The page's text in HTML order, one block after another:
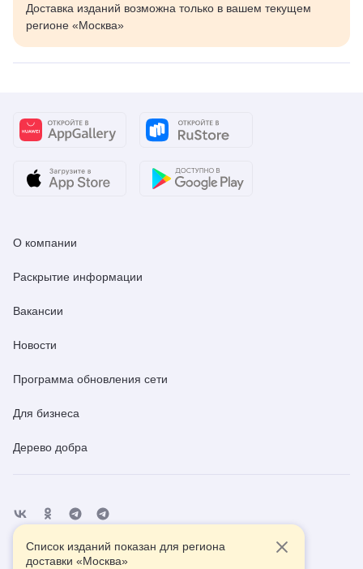
Доставка изданий возможна только в вашем текущем
регионе «Москва»
О компании
Раскрытие информации
Вакансии
Новости
Программа обновления сети
Для бизнеса
Дерево добра
Помощь Контакты
Список изданий показан для региона
доставки «Москва»